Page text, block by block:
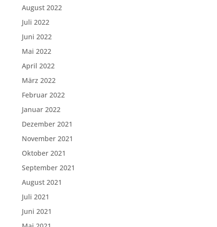
August 2022
Juli 2022
Juni 2022
Mai 2022
April 2022
März 2022
Februar 2022
Januar 2022
Dezember 2021
November 2021
Oktober 2021
September 2021
August 2021
Juli 2021
Juni 2021